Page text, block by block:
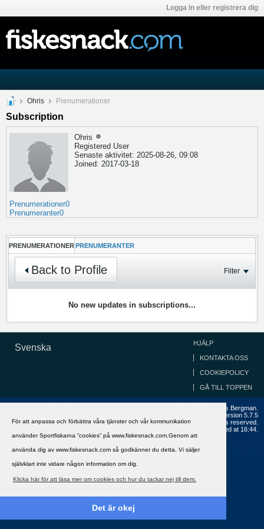
För att anpassa och förbättra våra tjänster och vår kommunikation
använder Sportfiskarna ”cookies” på www.fiskesnack.com.Genom att
använda dig av www.fiskesnack.com så godkänner du detta. Vi säljer
självklart inte vidare någon information om dig.
Klicka här för att läsa mer om cookies och hur du tackar nej till dem.
Det är okej
Logga in eller registrera dig
Ohris Prenumerationer
Subscription
Ohris
Registered User
Senaste aktivitet: 2025-08-26, 09:08
Joined: 2017-03-18
Prenumerationer0
Prenumeranter0
PRENUMERATIONER PRENUMERANTER
Back to Profile Filter
No new updates in subscriptions...
Svenska HJÄLP
KONTAKTA OSS
COOKIEPOLICY
GÅ TILL TOPPEN
Copyright ©2002 - 2021, FiskeSnack.com. Grundad 2002 av Anders Bergman.
Version 5.7.5
Copyright © 2026 MH Sub I, LLC dba vBulletin. All rights reserved.
All times are GMT+1. This page was generated at 16:44.